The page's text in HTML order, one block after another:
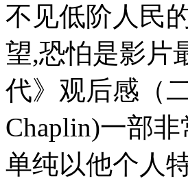
不见低阶人民
望,恐怕是影片
代》观后感（
Chaplin)一部
单纯以他个人